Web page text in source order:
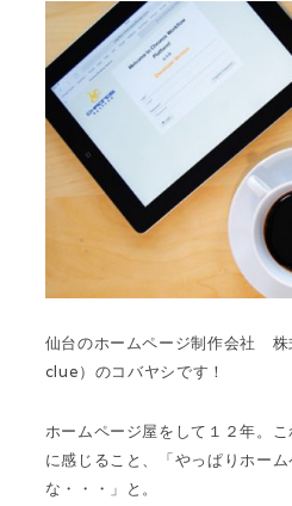
仙台のホームページ制作会社
clue）のコバヤシです！
ホームページ屋をして１２年。
に感じること、「やっぱりホー
な・・・」と。